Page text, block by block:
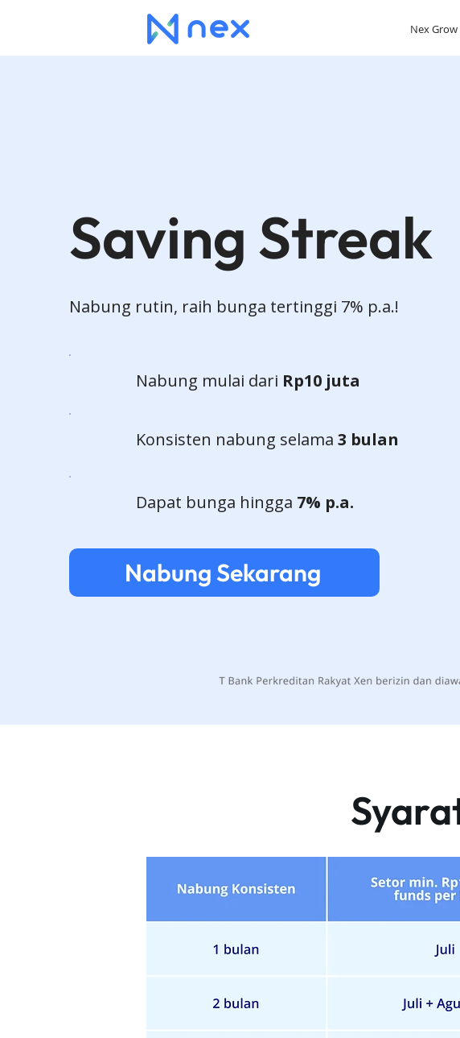
Nex Grow
Saving Streak
Nabung rutin, raih bunga tertinggi 7% p.a.!
Nabung mulai dari Rp10 juta
Konsisten nabung selama 3 bulan
Dapat bunga hingga 7% p.a.
Nabung Sekarang